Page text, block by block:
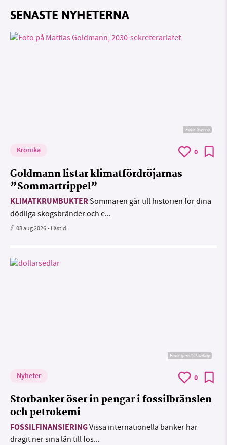
SENASTE NYHETERNA
Foto: Sweco
Krönika 0
Goldmann listar klimatfördröjarnas
”Sommartrippel”
KLIMATKRUMBUKTERSommaren går till historien för dina
dödliga skogsbränder och e...
08 aug 2026• Lästid:
Foto:geralt/Pixabay
Nyheter 0
Storbanker öser in pengar i fossilbränslen
och petrokemi
FOSSILFINANSIERINGVissa internationella banker har
dragit ner sina lån till fos...